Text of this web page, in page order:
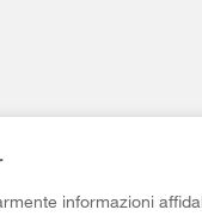
informazioni